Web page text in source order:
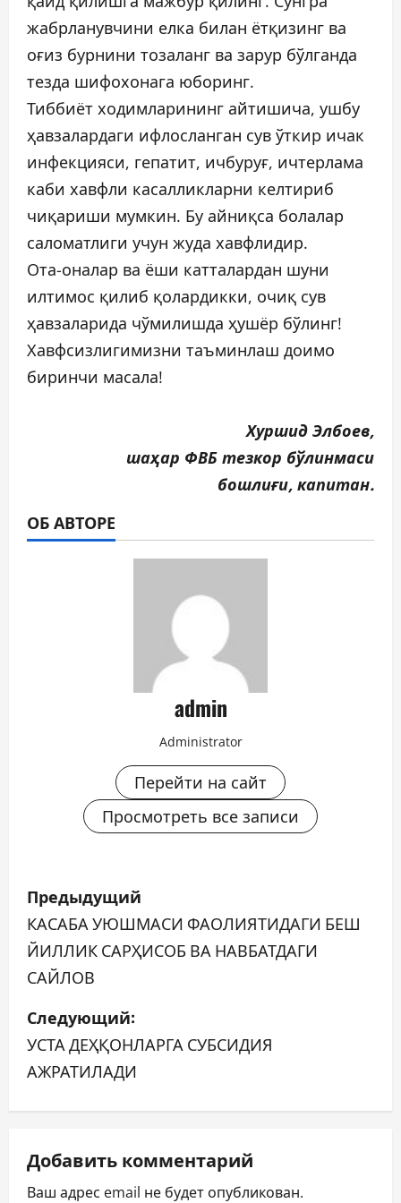
жабрланувчини елка билан ётқизинг ва
оғиз бурнини тозаланг ва зарур бўлганда
тезда шифохонага юборинг.
Тиббиёт ходимларининг айтишича, ушбу
ҳавзалардаги ифлосланган сув ўткир ичак
инфекцияси, гепатит, ичбуруғ, ичтерлама
каби хавфли касалликларни келтириб
чиқариши мумкин. Бу айниқса болалар
саломатлиги учун жуда хавфлидир.
Ота-оналар ва ёши катталардан шуни
илтимос қилиб қолардикки, очиқ сув
ҳавзаларида чўмилишда ҳушёр бўлинг!
Хавфсизлигимизни таъминлаш доимо
биринчи масала!
Хуршид Элбоев,
шаҳар ФВБ тезкор бўлинмаси
бошлиғи, капитан.
ОБ АВТОРЕ
admin
Administrator
Перейти на сайт
Просмотреть все записи
Н
а
в
г
а
ц
и
я
Предыдущий
КАСАБА УЮШМАСИ ФАОЛИЯТИДАГИ БЕШ
ЙИЛЛИК САРҲИСОБ ВА НАВБАТДАГИ
САЙЛОВ
Следующий:
УСТА ДЕҲҚОНЛАРГА СУБСИДИЯ
АЖРАТИЛАДИ
Добавить комментарий
Ваш адрес email не будет опубликован.